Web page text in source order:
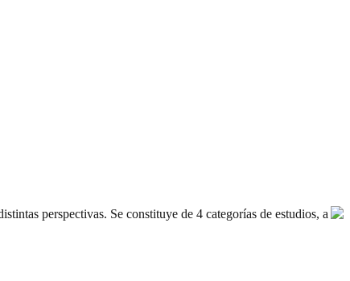
perspectivas. Se constituye de 4 categorías de estudios, a